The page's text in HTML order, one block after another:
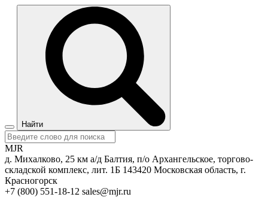
Найти
MJR
д. Михалково, 25 км а/д Балтия, п/о Архангельское, торгово-
складской комплекс, лит. 1Б 143420 Московская область, г.
Красногорск
+7 (800) 551-18-12 sales@mjr.ru